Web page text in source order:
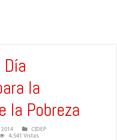
la
la Pobreza
CIDEP
4,541 Vistas